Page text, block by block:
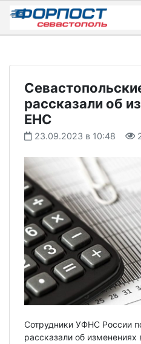
Skip
content
рассказали об
ЕНС
23.09.2023 в 10:48
Сотрудники УФНС России
рассказали об изменениях